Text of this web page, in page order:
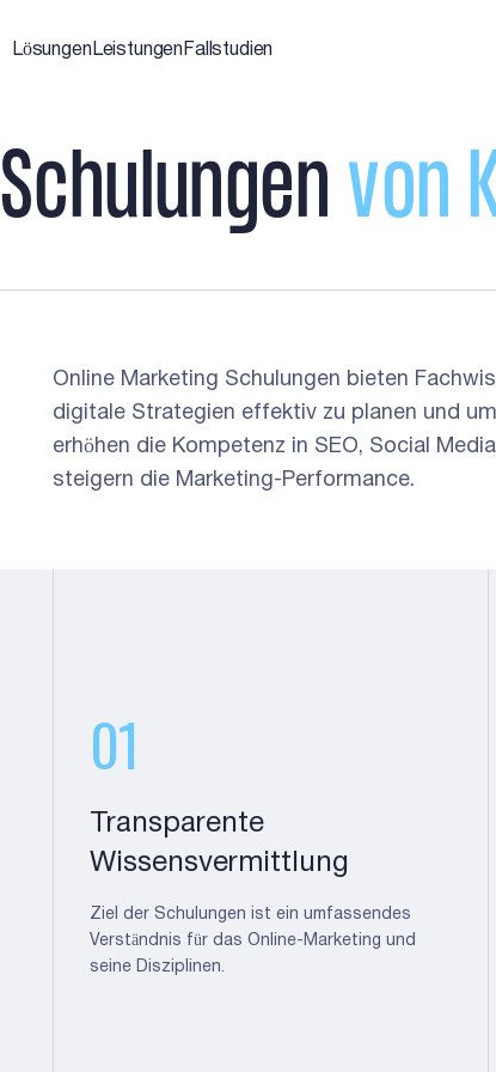
Lösungen Leistungen Fallstudien
Schulungen von
Online Marketing Schulungen bieten
digitale Strategien effektiv zu planen und
erhöhen die Kompetenz in SEO, Social
steigern die Marketing-Performance.
01
Transparente
Wissensvermittlung
Ziel der Schulungen ist ein umfassendes
Verständnis für das Online-Marketing und
seine Disziplinen.